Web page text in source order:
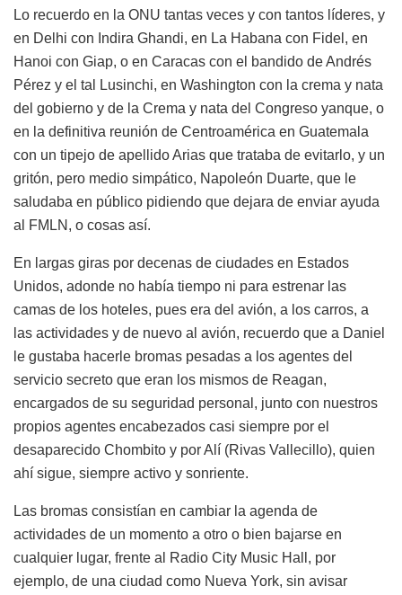
Lo recuerdo en la ONU tantas veces y con tantos líderes, y
en Delhi con Indira Ghandi, en La Habana con Fidel, en
Hanoi con Giap, o en Caracas con el bandido de Andrés
Pérez y el tal Lusinchi, en Washington con la crema y nata
del gobierno y de la Crema y nata del Congreso yanque, o
en la definitiva reunión de Centroamérica en Guatemala
con un tipejo de apellido Arias que trataba de evitarlo, y un
gritón, pero medio simpático, Napoleón Duarte, que le
saludaba en público pidiendo que dejara de enviar ayuda
al FMLN, o cosas así.
En largas giras por decenas de ciudades en Estados
Unidos, adonde no había tiempo ni para estrenar las
camas de los hoteles, pues era del avión, a los carros, a
las actividades y de nuevo al avión, recuerdo que a Daniel
le gustaba hacerle bromas pesadas a los agentes del
servicio secreto que eran los mismos de Reagan,
encargados de su seguridad personal, junto con nuestros
propios agentes encabezados casi siempre por el
desaparecido Chombito y por Alí (Rivas Vallecillo), quien
ahí sigue, siempre activo y sonriente.
Las bromas consistían en cambiar la agenda de
actividades de un momento a otro o bien bajarse en
cualquier lugar, frente al Radio City Music Hall, por
ejemplo, de una ciudad como Nueva York, sin avisar